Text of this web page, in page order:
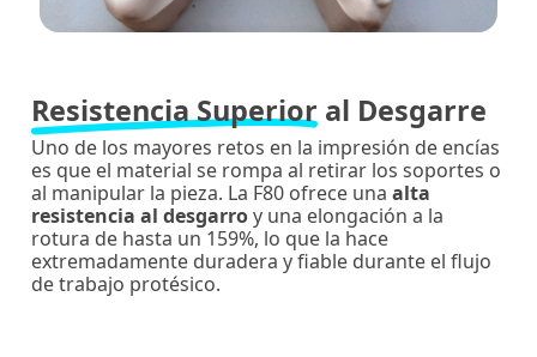
Resistencia Superior al Desgarre
Uno de los mayores retos en la impresión de encías
es que el material se rompa al retirar los soportes o
al manipular la pieza. La F80 ofrece una alta
resistencia al desgarroy una elongación a la
rotura de hasta un 159%, lo que la hace
extremadamente duradera y fiable durante el flujo
de trabajo protésico.